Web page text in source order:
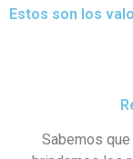
Estos son los
Sabemos